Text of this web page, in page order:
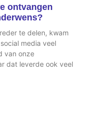
ontvangen
te delen, kwam
media veel
van onze
dat leverde ook veel